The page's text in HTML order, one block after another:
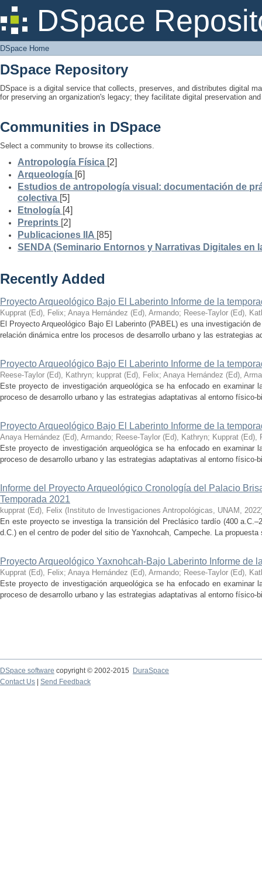
DSpace
DSpace Home
DSpace Home
DSpace Repository
DSpace is a digital service that collects, preserves, and distributes digital
for preserving an organization's legacy; they facilitate digital preservation
Communities in DSpace
Select a community to browse its collections.
Antropología Física [2]
Arqueología [6]
Estudios de antropología visual: documentación de
colectiva [5]
Etnología [4]
Preprints [2]
Publicaciones IIA [85]
SENDA (Seminario Entornos y Narrativas Digitales en
Recently Added
Proyecto Arqueológico Bajo El Laberinto Informe de la
Kupprat (Ed), Felix; Anaya Hernández (Ed), Armando; Reese-Taylor (Ed),
El Proyecto Arqueológico Bajo El Laberinto (PABEL) es una investigación
relación dinámica entre los procesos de desarrollo urbano y las estrategias
Proyecto Arqueológico Bajo El Laberinto Informe de la
Reese-Taylor (Ed), Kathryn; kupprat (Ed), Felix; Anaya Hernández (Ed),
Este proyecto de investigación arqueológica se ha enfocado en examinar
proceso de desarrollo urbano y las estrategias adaptativas al entorno físico-
Proyecto Arqueológico Bajo El Laberinto Informe de la
Anaya Hernández (Ed), Armando; Reese-Taylor (Ed), Kathryn; Kupprat (Ed),
Este proyecto de investigación arqueológica se ha enfocado en examinar
proceso de desarrollo urbano y las estrategias adaptativas al entorno físico-
Informe del Proyecto Arqueológico Cronología del Palacio
Temporada 2021
kupprat (Ed), Felix ( Instituto de Investigaciones Antropológicas, UNAM , 2022
En este proyecto se investiga la transición del Preclásico tardío (400
d.C.) en el centro de poder del sitio de Yaxnohcah, Campeche. La
Proyecto Arqueológico Yaxnohcah-Bajo Laberinto Informe de
Kupprat (Ed), Felix; Anaya Hernández (Ed), Armando; Reese-Taylor (Ed),
Este proyecto de investigación arqueológica se ha enfocado en examinar
proceso de desarrollo urbano y las estrategias adaptativas al entorno físico-
DSpace software copyright © 2002-2015
DuraSpace
Contact Us
Send Feedback